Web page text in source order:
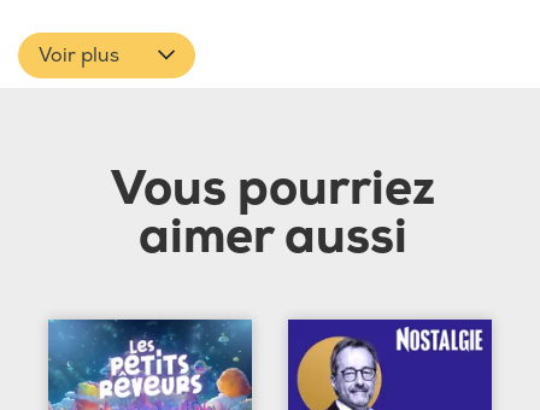
Voir plus
Vous pourriez
aimer aussi